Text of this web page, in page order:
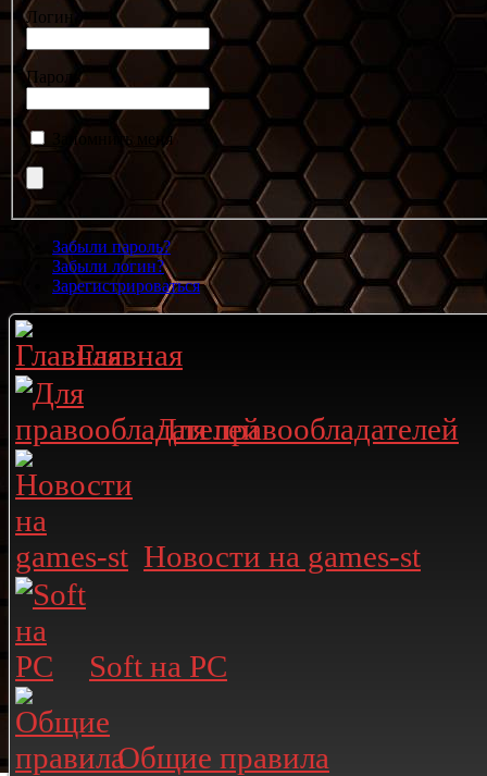
Логин
Пароль
Запомнить меня
Забыли пароль?
Забыли логин?
Зарегистрироваться
Главная
Для правообладателей
Новости на games-st
Soft на PC
Общие правила